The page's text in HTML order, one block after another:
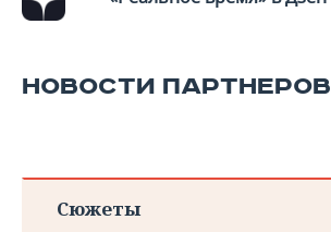
НОВОСТИ ПАРТНЕРОВ
Сюжеты